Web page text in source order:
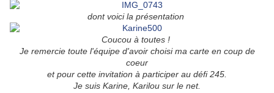
dont voici la présentation
Coucou à toutes !
Je remercie toute l'équipe d'avoir choisi ma carte en coup de
coeur
et pour cette invitation à participer au défi 245.
Je suis Karine, Karilou sur le net.